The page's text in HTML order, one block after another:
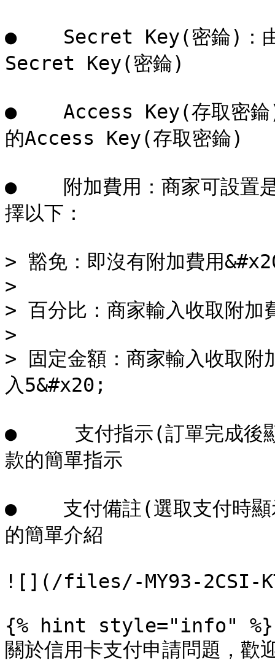
●    Secret Key(密錀)：由
Secret Key(密錀)
●    Access Key(存取密錀)
的Access Key(存取密錀)
●    附加費用：商家可設置
擇以下：
> 豁免：即沒有附加費用
>
> 百分比：商家輸入收取附加
>
> 固定金額：商家輸入收取附
入5&#x20;
●     支付指示(訂單完成後
款的簡單指示
●    支付備註(選取支付時顯
的簡單介紹
![](/files/-MY93-2CSI-
{% hint style="info" %}
關於信用卡支付申請問題，歡